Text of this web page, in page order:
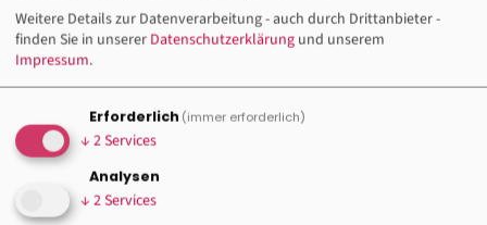
Chantal Hesper
E-Mail schreiben
Immer für euch ansprechbar
Weitere Details zur Datenverarbeitung - auch durch Drittanbieter -
finden Sie in unserer Datenschutzerklärung und unserem
Impressum.
Erforderlich (immer erforderlich)
↓ 2 Services
Analysen
↓ 2 Services